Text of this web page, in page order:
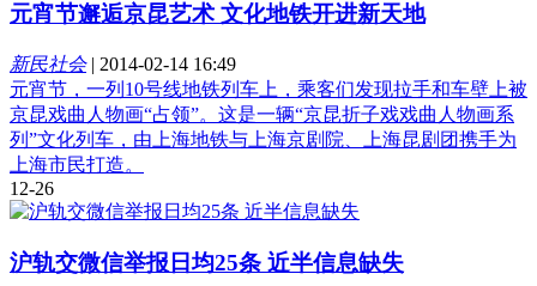
元宵节邂逅京昆艺术 文化地铁开进新天地
新民社会| 2014-02-14 16:49
元宵节，一列10号线地铁列车上，乘客们发现拉手和车壁上被
京昆戏曲人物画“占领”。这是一辆“京昆折子戏戏曲人物画系
列”文化列车，由上海地铁与上海京剧院、上海昆剧团携手为
上海市民打造。
12-26
沪轨交微信举报日均25条 近半信息缺失